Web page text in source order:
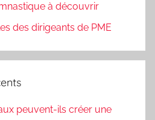
à découvrir
des dirigeants de PME
peuvent-ils créer une